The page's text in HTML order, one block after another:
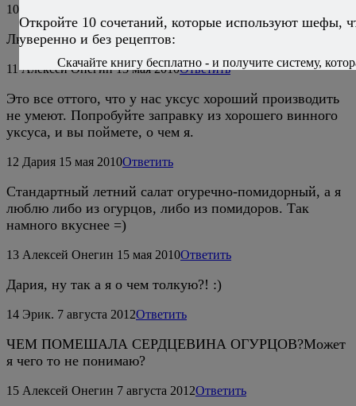
10
Люблю такой салатик! Только без уксуса!
11 Алексей Онегин 13 мая 2010Ответить
Это все оттого, что у нас уксус хороший производить
не умеют. Попробуйте заправку из хорошего винного
уксуса, и вы поймете, о чем я.
12 Дария 15 мая 2010Ответить
Стандартный летний салат огуречно-помидорный, а я
люблю либо из огурцов, либо из помидоров. Так
намного вкуснее =)
13 Алексей Онегин 15 мая 2010Ответить
Дария, ну так а я о чем толкую?! :)
14 Эрик. 7 августа 2012Ответить
ЧЕМ ПОМЕШАЛА СЕРДЦЕВИНА ОГУРЦОВ?Может
я чего то не понимаю?
15 Алексей Онегин 7 августа 2012Ответить
Откройте 10 сочетаний, которые используют шефы,
уверенно и без рецептов:
Скачайте книгу бесплатно - и получите систему,